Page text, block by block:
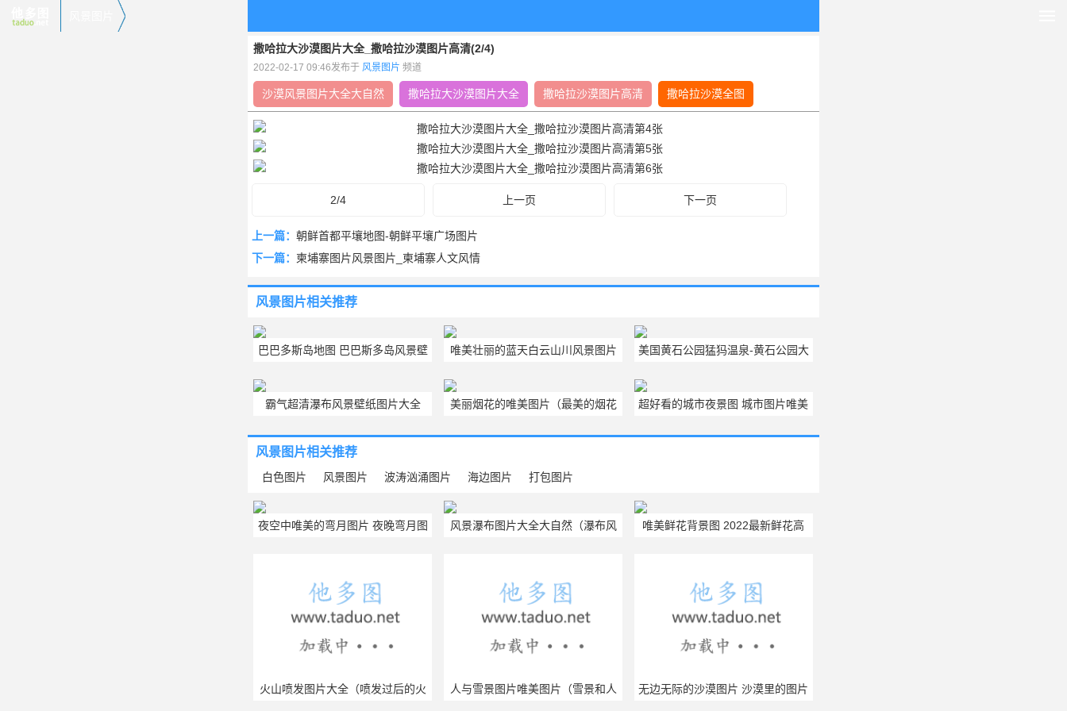
撒哈拉大沙漠图片大全_撒哈拉沙漠图片高清(2/4)
2022-02-17 09:46发布于 风景图片 频道
沙漠风景图片大全大自然 撒哈拉大沙漠图片大全 撒哈拉沙漠图片高清 撒哈拉沙漠全图
2/4 上一页 下一页
上一篇： 朝鲜首都平壤地图-朝鲜平壤广场图片
下一篇： 柬埔寨图片风景图片_柬埔寨人文风情
风景图片相关推荐
巴巴多斯岛地图 巴巴斯多岛风景壁
唯美壮丽的蓝天白云山川风景图片
美国黄石公园猛犸温泉-黄石公园大
霸气超清瀑布风景壁纸图片大全
美丽烟花的唯美图片（最美的烟花
超好看的城市夜景图 城市图片唯美
风景图片相关推荐
白色图片 风景图片 波涛汹涌图片 海边图片 打包图片
夜空中唯美的弯月图片 夜晚弯月图
风景瀑布图片大全大自然（瀑布风
唯美鲜花背景图 2022最新鲜花高
火山喷发图片大全（喷发过后的火
人与雪景图片唯美图片（雪景和人
无边无际的沙漠图片 沙漠里的图片